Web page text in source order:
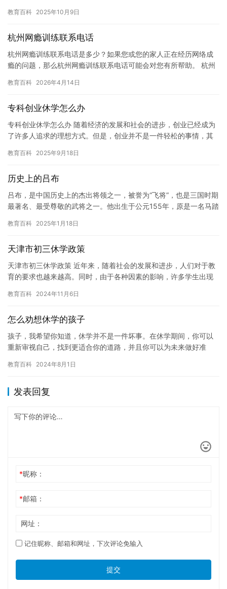
式，…
教育百科 2025年10月9日
杭州网瘾训练联系电话
杭州网瘾训练联系电话是多少？如果您或您的家人正在经历网络成
瘾的问题，那么杭州网瘾训练联系电话可能会对您有所帮助。 杭州
杭州…
教育百科 2026年4月14日
专科创业休学怎么办
专科创业休学怎么办 随着经济的发展和社会的进步，创业已经成为
了许多人追求的理想方式。但是，创业并不是一件轻松的事情，其
休学…
教育百科 2025年9月18日
历史上的吕布
吕布，是中国历史上的杰出将领之一，被誉为“飞将”，也是三国时期
最著名、最受尊敬的武将之一。他出生于公元155年，原是一名马踏
教育百科 2025年1月18日
天津市初三休学政策
天津市初三休学政策 近年来，随着社会的发展和进步，人们对于教
育的要求也越来越高。同时，由于各种因素的影响，许多学生出现
政府…
教育百科 2024年11月6日
怎么劝想休学的孩子
孩子，我希望你知道，休学并不是一件坏事。在休学期间，你可以
重新审视自己，找到更适合你的道路，并且你可以为未来做好准
你可以…
教育百科 2024年8月1日
发表回复
*昵称：
*邮箱：
网址：
记住昵称、邮箱和网址，下次评论免输入
提交